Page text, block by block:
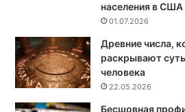
населения в США
01.07.2026
Древние числа,
раскрывают суть
человека
22.05.2026
Бесшовная